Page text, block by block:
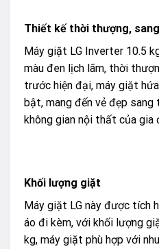
Thiết kế thời thượng,
Máy giặt LG Inverter 10.5
màu đen lịch lãm, thời
trước hiện đại, máy giặt
bật, mang đến vẻ đẹp sang
không gian nội thất của gia
Khối lượng giặt
Máy giặt LG này được tích
áo đi kèm, với khối lượng
kg, máy giặt phù hợp với